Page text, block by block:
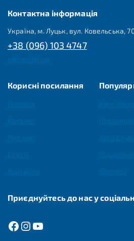
Контактна інформація
Україна, м. Луцьк, вул. Ковельська,
+38 (096) 103 4747
Корисні посилання
Приєднуйтесь до нас у